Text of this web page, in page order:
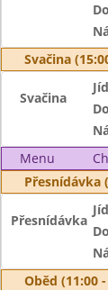
Svačina
Svačina
Menu
Přesnídávka
Přesnídávka
Oběd (11:00